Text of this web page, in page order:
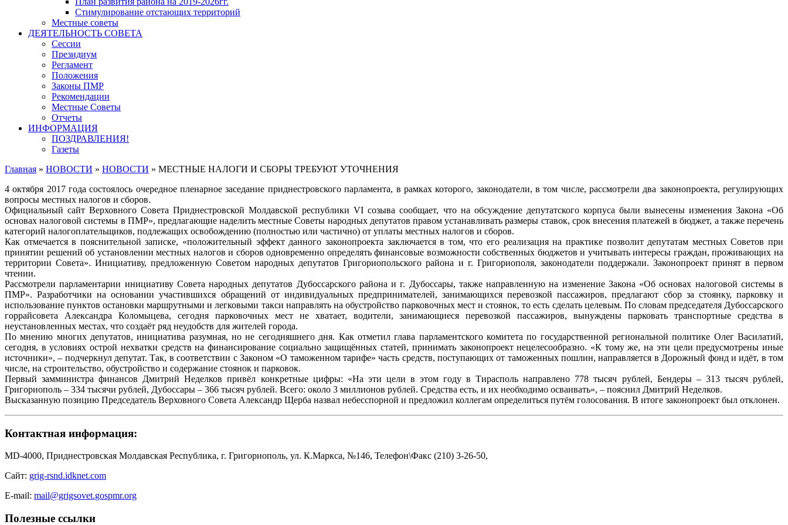
Стимулирование отстающих территорий
Местные советы
ДЕЯТЕЛЬНОСТЬ СОВЕТА
Сессии
Президиум
Регламент
Положения
Законы ПМР
Рекомендации
Местные Советы
Отчеты
ИНФОРМАЦИЯ
ПОЗДРАВЛЕНИЯ!
Газеты
Главная » НОВОСТИ » НОВОСТИ » МЕСТНЫЕ НАЛОГИ И СБОРЫ ТРЕБУЮТ УТОЧНЕНИЯ
4 октября 2017 года состоялось очередное пленарное заседание приднестровского парламента, в рамках которого, законодатели, в том числе, рассмотрели два законопроекта, регулирующих
вопросы местных налогов и сборов.
Официальный сайт Верховного Совета Приднестровской Молдавской республики VI созыва сообщает, что на обсуждение депутатского корпуса были вынесены изменения Закона «Об
основах налоговой системы в ПМР», предлагающие наделить местные Советы народных депутатов правом устанавливать размеры ставок, срок внесения платежей в бюджет, а также перечень
категорий налогоплательщиков, подлежащих освобождению (полностью или частично) от уплаты местных налогов и сборов.
Как отмечается в пояснительной записке, «положительный эффект данного законопроекта заключается в том, что его реализация на практике позволит депутатам местных Советов при
принятии решений об установлении местных налогов и сборов одновременно определять финансовые возможности собственных бюджетов и учитывать интересы граждан, проживающих на
территории Совета». Инициативу, предложенную Советом народных депутатов Григориопольского района и г. Григориополя, законодатели поддержали. Законопроект принят в первом
чтении.
Рассмотрели парламентарии инициативу Совета народных депутатов Дубоссарского района и г. Дубоссары, также направленную на изменение Закона «Об основах налоговой системы в
ПМР». Разработчики на основании участившихся обращений от индивидуальных предпринимателей, занимающихся перевозкой пассажиров, предлагают сбор за стоянку, парковку и
использование пунктов остановки маршрутными и легковыми такси направлять на обустройство парковочных мест и стоянок, то есть сделать целевым. По словам председателя Дубоссарского
горрайсовета Александра Коломыцева, сегодня парковочных мест не хватает, водители, занимающиеся перевозкой пассажиров, вынуждены парковать транспортные средства в
неустановленных местах, что создаёт ряд неудобств для жителей города.
По мнению многих депутатов, инициатива разумная, но не сегодняшнего дня. Как отметил глава парламентского комитета по государственной региональной политике Олег Василатий,
сегодня, в условиях острой нехватки средств на финансирование социально защищённых статей, принимать законопроект нецелесообразно. «К тому же, на эти цели предусмотрены иные
источники», – подчеркнул депутат. Так, в соответствии с Законом «О таможенном тарифе» часть средств, поступающих от таможенных пошлин, направляется в Дорожный фонд и идёт, в том
числе, на строительство, обустройство и содержание стоянок и парковок.
Первый замминистра финансов Дмитрий Неделков привёл конкретные цифры: «На эти цели в этом году в Тирасполь направлено 778 тысяч рублей, Бендеры – 313 тысяч рублей,
Григориополь – 334 тысячи рублей, Дубоссары – 366 тысяч рублей. Всего: около 3 миллионов рублей. Средства есть, и их необходимо осваивать», – пояснил Дмитрий Неделков.
Высказанную позицию Председатель Верховного Совета Александр Щерба назвал небесспорной и предложил коллегам определиться путём голосования. В итоге законопроект был отклонен.
Контактная информация:
MD-4000, Приднестровская Молдавская Республика, г. Григориополь, ул. К.Маркса, №146, Телефон\Факс (210) 3-26-50,
Сайт: grig-rsnd.idknet.com
E-mail: mail@grigsovet.gospmr.org
Полезные ссылки